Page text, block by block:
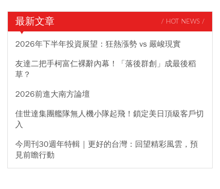
最新文章 / HOT NEWS /
2026年下半年投資展望：狂熱漲勢 vs 嚴峻現實
友達二把手柯富仁裸辭內幕！「落後群創」成最後稻
草？
2026前進大南方論壇
佳世達集團艦隊無人機小隊起飛！鎖定美日頂級客戶切
入
今周刊30週年特輯｜更好的台灣：回望精彩風雲，預
見前瞻行動